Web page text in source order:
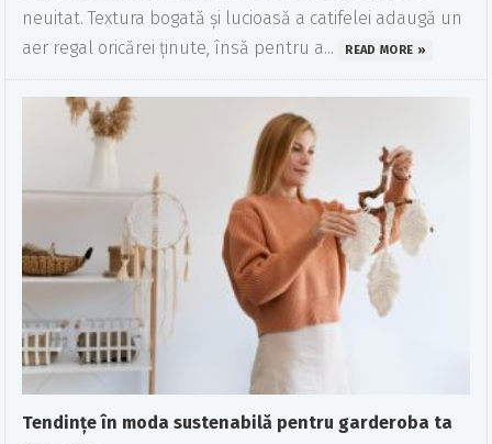
neuitat. Textura bogată și lucioasă a catifelei adaugă un
aer regal oricărei ținute, însă pentru a...
READ MORE »
Tendințe în moda sustenabilă pentru garderoba ta